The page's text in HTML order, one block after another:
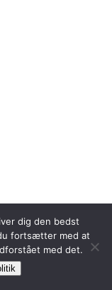
dig den bedst
fortsætter med at
med det.